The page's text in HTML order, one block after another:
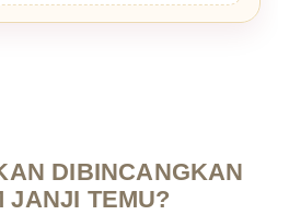
DIBINCANGKAN
JANJI TEMU?